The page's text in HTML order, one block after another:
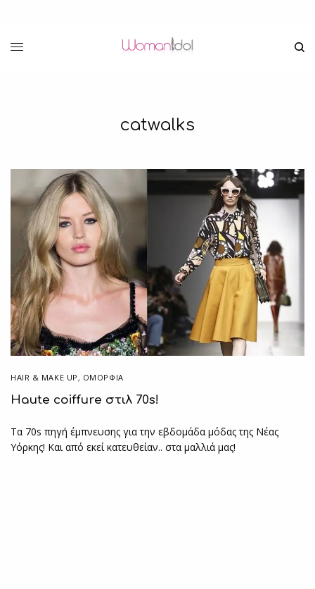
catwalks
HAIR & MAKE UP , ΟΜΟΡΦΙΑ
Haute coiffure στιλ 70s!
Τα 70s πηγή έμπνευσης για την εβδομάδα μόδας της Νέας
Υόρκης! Και από εκεί κατευθείαν.. στα μαλλιά μας!